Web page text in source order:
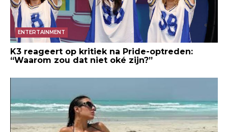
ENTERTAINMENT
K3 reageert op kritiek na Pride-optreden:
“Waarom zou dat niet oké zijn?”